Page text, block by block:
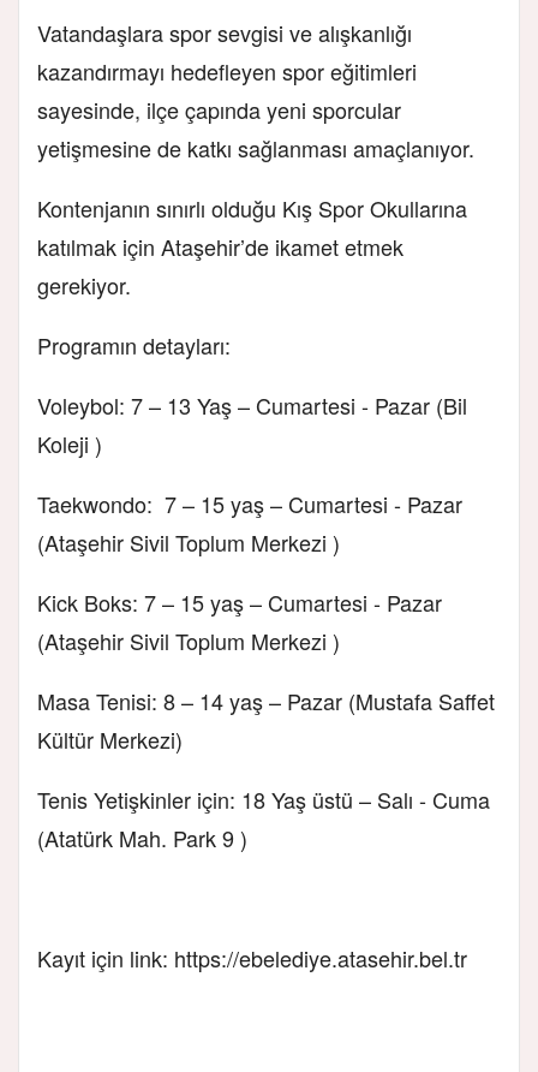
Vatandaşlara spor sevgisi ve alışkanlığı
kazandırmayı hedefleyen spor eğitimleri
sayesinde, ilçe çapında yeni sporcular
yetişmesine de katkı sağlanması amaçlanıyor.
Kontenjanın sınırlı olduğu Kış Spor Okullarına
katılmak için Ataşehir’de ikamet etmek
gerekiyor.
Programın detayları:
Voleybol: 7 – 13 Yaş – Cumartesi - Pazar (Bil
Koleji )
Taekwondo: 7 – 15 yaş – Cumartesi - Pazar
(Ataşehir Sivil Toplum Merkezi )
Kick Boks: 7 – 15 yaş – Cumartesi - Pazar
(Ataşehir Sivil Toplum Merkezi )
Masa Tenisi: 8 – 14 yaş – Pazar (Mustafa Saffet
Kültür Merkezi)
Tenis Yetişkinler için: 18 Yaş üstü – Salı - Cuma
(Atatürk Mah. Park 9 )
Kayıt için link: https://ebelediye.atasehir.bel.tr